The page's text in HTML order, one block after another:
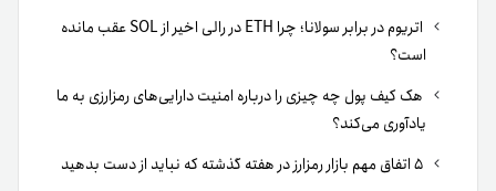
اتریوم در برابر سولانا؛ چرا ETH در رالی اخیر از SOL عقب مانده
است؟
هک کیف پول چه چیزی را درباره امنیت دارایی‌های رمزارزی به ما
یادآوری می‌کند؟